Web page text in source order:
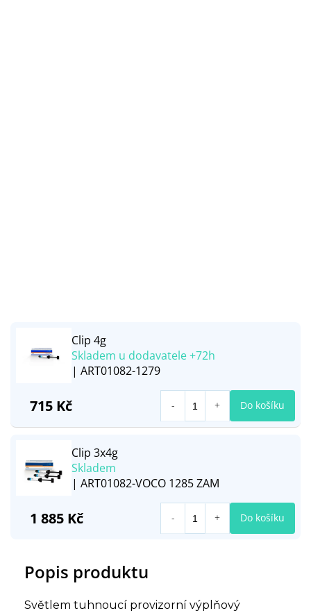
Popis produktu
Světlem tuhnoucí provizorní výplňový
Clip 4g
Skladem u dodavatele +72h
| ART01082-1279
715 Kč Do košíku
Clip 3x4g
Skladem
| ART01082-VOCO 1285 ZAM
1 885 Kč Do košíku